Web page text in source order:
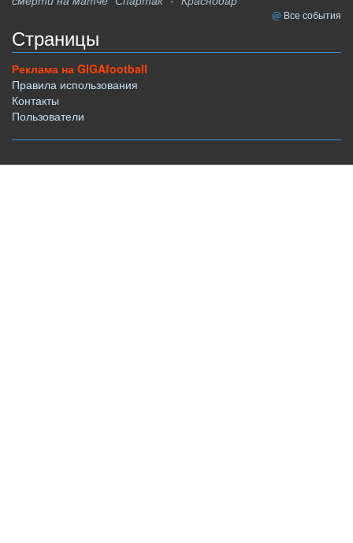
Все события
Страницы
Реклама на GIGAfootball
Правила использования
Контакты
Пользователи